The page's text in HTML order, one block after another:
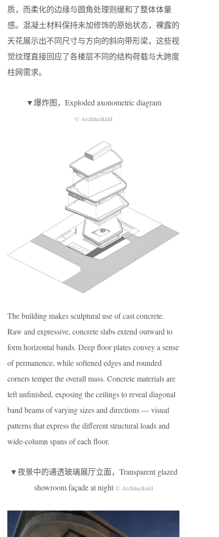
质，而柔化的边缘与圆角处理则缓和了整体体量
感。混凝土材料保持未加修饰的原始状态，裸露的
天花展示出不同尺寸与方向的斜向带形梁，这些视
觉纹理直接回应了各楼层不同的结构荷载与大跨度
柱网需求。
▼爆炸图，Exploded axonometric diagram
© Architectkidd
The building makes sculptural use of cast concrete.
Raw and expressive, concrete slabs extend outward to
form horizontal bands. Deep floor plates convey a sense
of permanence, while softened edges and rounded
corners temper the overall mass. Concrete materials are
left unfinished, exposing the ceilings to reveal diagonal
band beams of varying sizes and directions — visual
patterns that express the different structural loads and
wide-column spans of each floor.
▼夜景中的通透玻璃展厅立面，Transparent glazed
showroom façade at night © Architectkidd